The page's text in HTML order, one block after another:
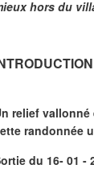
hors du
relief
randonnée
du 16- 01 -